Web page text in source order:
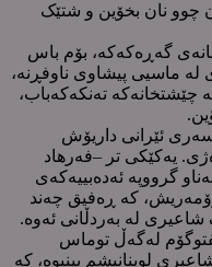
چوو نان بخۆین و شتێک
گەڕەکەکە، بۆم باس
ماسیی پیشاوی ناوفڕنە،
چێشتخانەکە تەنکەکەباب،
ئێرانی داریۆش
یەکێکی تر –فەرهاد
گرووپە ئەدەبییەکەی
کە ڕەفیق چەند
شاعیری لە بەردڵانی ئەوە.
لەگەڵ توماس
لوبنانیشم بینیوە، کە